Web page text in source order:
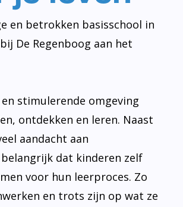
en betrokken basisschool in
De Regenboog aan het
stimulerende omgeving
ontdekken en leren. Naast
aandacht aan
dat kinderen zelf
voor hun leerproces. Zo
en trots zijn op wat ze